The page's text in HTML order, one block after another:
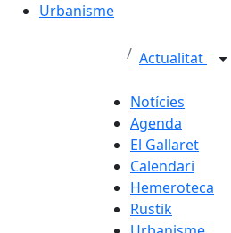
Urbanisme
Actualitat
Notícies
Agenda
El Gallaret
Calendari
Hemeroteca
Rustik